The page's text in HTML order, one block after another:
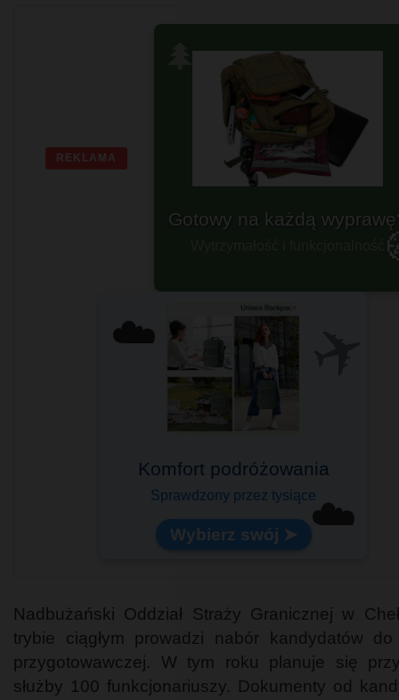
REKLAMA
🌲
Plecaki militarne
☁️
☁️
Idealny na pokład samolotu!
Nadbużański Oddział Straży Granicznej w
trybie ciągłym prowadzi nabór kandydatów do
przygotowawczej. W tym roku planuje się
służby 100 funkcjonariuszy. Dokumenty od